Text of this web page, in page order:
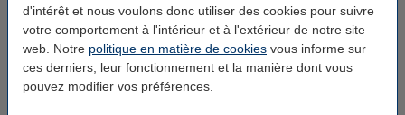
d'intérêt et nous voulons donc utiliser des cookies pour suivre
votre comportement à l'intérieur et à l'extérieur de notre site
web. Notre politique en matière de cookies vous informe sur
ces derniers, leur fonctionnement et la manière dont vous
pouvez modifier vos préférences.
Dimensions: 17 x 17 x 34 mm
non